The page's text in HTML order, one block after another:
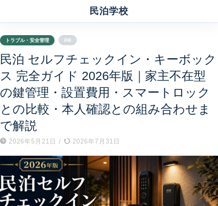
民泊学校
トラブル・安全管理 PR
民泊 セルフチェックイン・キーボック
ス 完全ガイド 2026年版｜家主不在型
の鍵管理・設置費用・スマートロック
との比較・本人確認との組み合わせま
で解説
2026年5月21日 / 2026年7月31日